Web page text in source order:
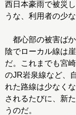
西日本豪雨で被災
うな、利用者の少
都心部の被害ば
陰でローカル線は
だ。これまでも宮
のJR岩泉線など、
れた路線は少なく
されるたびに、新
うのだ。